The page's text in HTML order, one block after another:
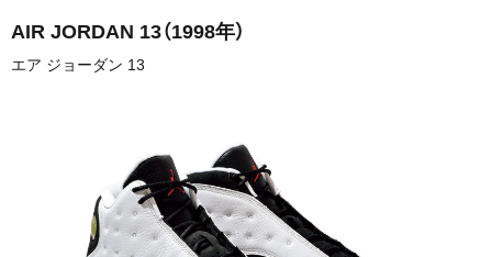
AIR JORDAN 13（1998年）
エア ジョーダン 13